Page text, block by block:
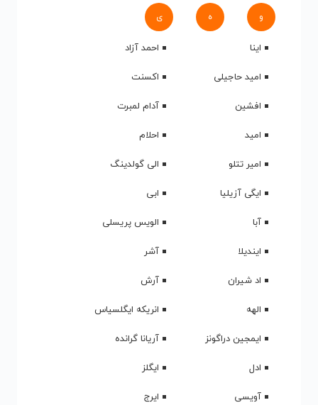
و ه ی
اینا
احمد آزاد
امید حاجیلی
اکسنت
افشین
آدام لمبرت
امید
احلام
امیر تتلو
الی گولدینگ
ایگی آزیلیا
ابی
آبا
الویس پریسلی
ایندیلا
آشر
اد شیران
آرش
الهه
انریکه ایگلسیاس
ایمجین دراگونز
آریانا گرانده
ادل
ایگلز
آویسی
ایرج